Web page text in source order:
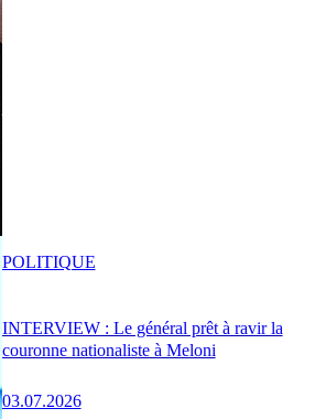
INTERVIEW : Le général prêt à ravir la
couronne nationaliste à Meloni
03.07.2026
POLITIQUE